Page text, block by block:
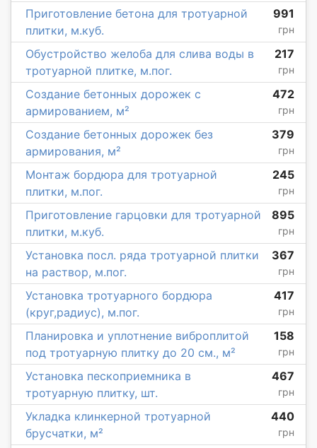
Приготовление бетона для тротуарной
плитки, м.куб.
991
грн
Обустройство желоба для слива воды в
тротуарной плитке, м.пог.
217
грн
Создание бетонных дорожек с
армированием, м²
472
грн
Создание бетонных дорожек без
армирования, м²
379
грн
Монтаж бордюра для тротуарной
плитки, м.пог.
245
грн
Приготовление гарцовки для тротуарной
плитки, м.куб.
895
грн
Установка посл. ряда тротуарной плитки
на раствор, м.пог.
367
грн
Установка тротуарного бордюра
(круг,радиус), м.пог.
417
грн
Планировка и уплотнение виброплитой
под тротуарную плитку до 20 см., м²
158
грн
Установка пескоприемника в
тротуарную плитку, шт.
467
грн
Укладка клинкерной тротуарной
брусчатки, м²
440
грн